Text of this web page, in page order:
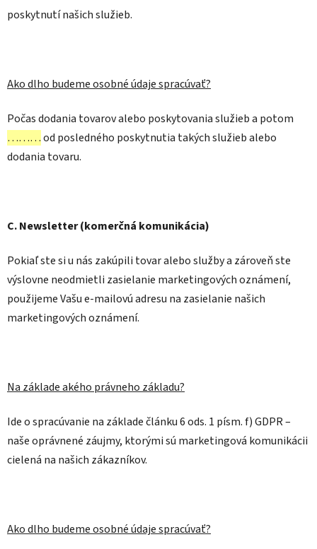
poskytnutí našich služieb.
Ako dlho budeme osobné údaje spracúvať?
Počas dodania tovarov alebo poskytovania služieb a potom
………od posledného poskytnutia takých služieb alebo
dodania tovaru.
C. Newsletter (komerčná komunikácia)
Pokiaľ ste si u nás zakúpili tovar alebo služby a zároveň ste
výslovne neodmietli zasielanie marketingových oznámení,
použijeme Vašu e-mailovú adresu na zasielanie našich
marketingových oznámení.
Na základe akého právneho základu?
Ide o spracúvanie na základe článku 6 ods. 1 písm. f) GDPR –
naše oprávnené záujmy, ktorými sú marketingová komunikácii
cielená na našich zákazníkov.
Ako dlho budeme osobné údaje spracúvať?